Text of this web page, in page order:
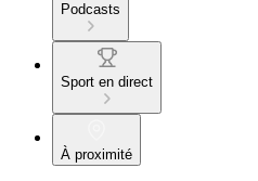
Podcasts
Sport en direct
À proximité